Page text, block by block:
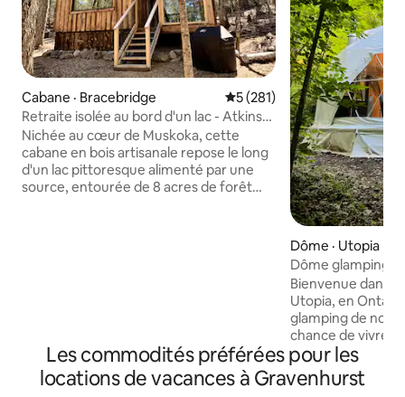
Cabane · Bracebridge Note moyenne de 5 sur 5,
5 (281)
Retraite isolée au bord d'un lac - Atkins
Hideaway
Nichée au cœur de Muskoka, cette
cabane en bois artisanale repose le long
d'un lac pittoresque alimenté par une
source, entourée de 8 acres de forêt
provincial est inclus (* dépôt de garantie
requis) pour plus d'aventure. Venez vous
Dôme · Utopia
Dôme glamping
les bois
Bienvenue dans
Utopia, en
glamping de
chance de vivre
entourée par les
la nature. Les commodités
comprennent les
Les commodités préférées pour les
locations de vacances à Gravenhurst